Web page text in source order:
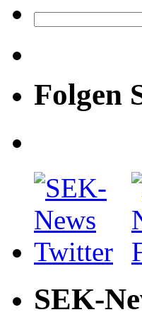
Folgen
SEK-